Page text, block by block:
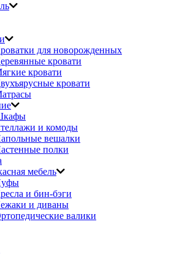
для новорожденных
кровати
кровати
кровати
и комоды
вешалки
полки
мебель
и бин-бэги
и диваны
валики